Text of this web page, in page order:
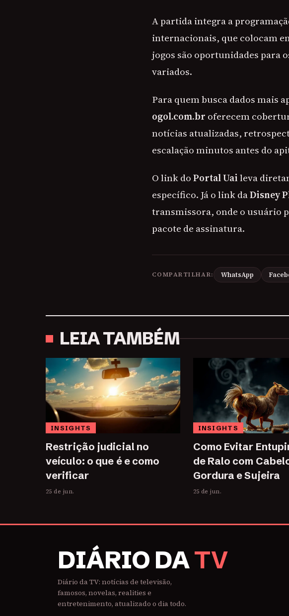
A partida integra a
internacionais, que colocam
jogos são oportunidades para
variados.
Para quem busca dados mais
ogol.com.br oferecem
notícias atualizadas,
escalação minutos antes do
O link doPortal Uaileva
específico. Já o link daDisney
transmissora, onde o usuário
pacote de assinatura.
COMPARTILHAR: WhatsApp
LEIA TAMBÉM
INSIGHTS
Restrição judicial no
veículo: o que é e como
verificar
25 de jun.
INSIGHTS
Como Evitar
de Ralo com
Gordura e Sujeira
25 de jun.
DIÁRIO DATV
Diário da TV: notícias de televisão,
famosos, novelas, realities e
entretenimento, atualizado o dia todo.